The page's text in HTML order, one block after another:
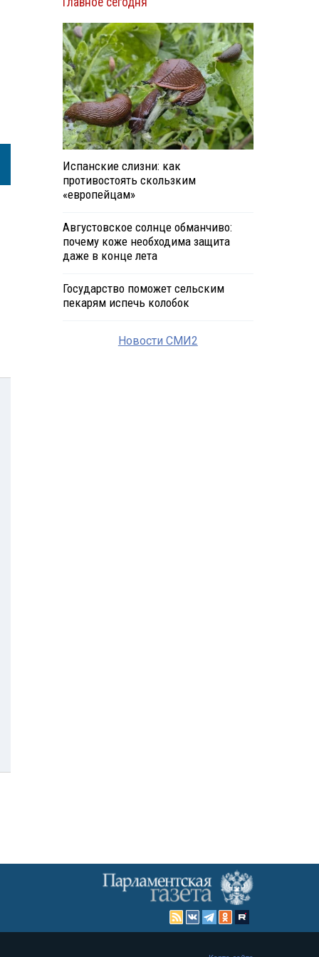
Испанские слизни: как
противостоять скользким
«европейцам»
Августовское солнце обманчиво:
почему коже необходима защита
даже в конце лета
Государство поможет сельским
пекарям испечь колобок
Новости СМИ2